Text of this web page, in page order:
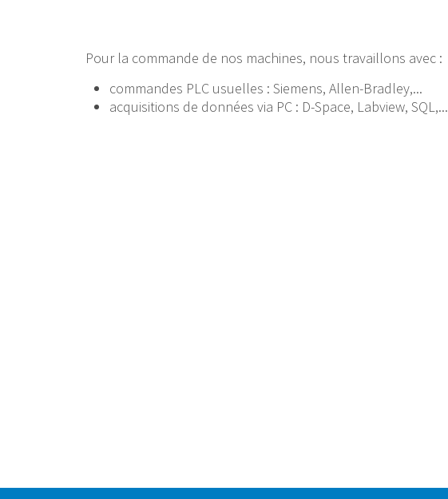
Pour la commande de nos machines, nous travaillons avec :
commandes PLC usuelles : Siemens, Allen-Bradley,...
acquisitions de données via PC : D-Space, Labview, SQL,...